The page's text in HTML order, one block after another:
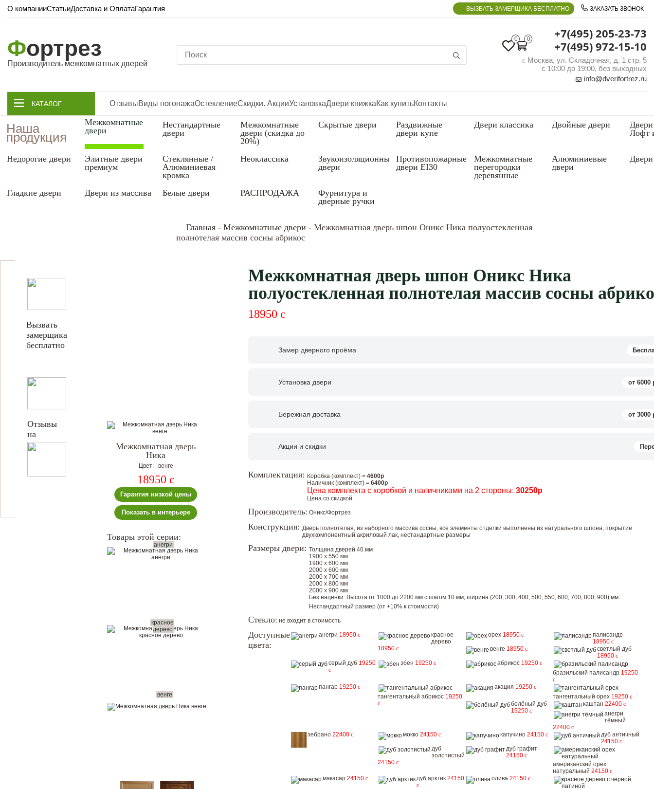
О компанииСтатьиДоставка и ОплатаГарантия ВЫЗВАТЬ ЗАМЕРЩИКА БЕСПЛАТНО ЗАКАЗАТЬ ЗВОНОК
Фортрез
Производитель межкомнатных дверей
0 0
+7(495) 205-23-73
+7(495) 972-15-10
г. Москва, ул. Складочная, д. 1 стр. 5
с 10:00 до 19:00, без выходных
info@dverifortrez.ru
КАТАЛОГ ОтзывыВиды погонажаОстеклениеСкидки. АкцииУстановкаДвери книжкаКак купитьКонтакты
Наша
продукция
Межкомнатные
двери
Нестандартные
двери
Межкомнатные
двери (скидка до
20%)
Скрытые двери
Раздвижные
двери купе
Двери классика Двойные двери
Лофт
Недорогие двери
Элитные двери
премиум
Стеклянные /
Алюминиевая
кромка
Неоклассика
Звукоизоляционные
двери
Противопожарные
двери EI30
Межкомнатные
перегородки
деревянные
Алюминиевые
двери
Двери
Гладкие двери Двери из массива Белые двери РАСПРОДАЖА
Фурнитура и
дверные ручки
Главная - Межкомнатные двери - Межкомнатная дверь шпон Оникс Ника полуостекленная
полнотелая массив сосны абрикос
Вызвать
замерщика
бесплатно
Отзывы
на
Межкомнатная дверь
Ника
Цвет: венге
18950 c
Гарантия низкой цены
Показать в интерьере
Товары этой серии:
анегри
красное
дерево
венге
Межкомнатная дверь шпон Оникс Ника
полуостекленная полнотелая массив сосны
18950 c
Замер дверного проёма
Установка двери от 6000
Бережная доставка от 3000
Акции и скидки
Комплектация: Коробка (комплект) = 4600р
Наличник (комплект) = 6400р
Цена комплекта с коробкой и наличниками на 2 стороны: 30250р
Цена со скидкой.
Производитель: Оникс/Фортрез
Конструкция: Дверь полнотелая, из наборного массива сосны, все элементы отделки выполнены из натурального шпона, покрытие
двухкомпонентный акриловый лак, нестандартные размеры
Размеры двери: Толщина дверей 40 мм
1900 х 550 мм
1900 х 600 мм
2000 х 600 мм
2000 х 700 мм
2000 х 800 мм
2000 х 900 мм
Без наценки. Высота от 1000 до 2200 мм с шагом 10 мм, ширина (200, 300, 400, 500, 550, 600, 700, 800, 900) мм
Нестандартный размер (от +10% к стоимости)
Стекло: не входит в стоимость
Доступные
цвета:
анегри 18950 c
красное
дерево
18950 c
орех 18950 c
палисандр
18950 c
венге 18950 c
светлый дуб
18950 c
серый дуб 19250
c
эбен 19250 c абрикос 19250 c
бразильский палисандр 19250
c
пангар 19250 c
тангентальный абрикос 19250
c
акация 19250 c
тангентальный орех 19250 c
белёный дуб
19250 c
каштан 22400 c
анегри
тёмный
22400 c
зебрано 22400 c мокко 24150 c капучино 24150 c
дуб античный
24150 c
дуб
золотистый
24150 c
дуб графит
24150 c
американский орех
натуральный 24150 c
макасар 24150 c дуб арктик 24150
c
олива 24150 c